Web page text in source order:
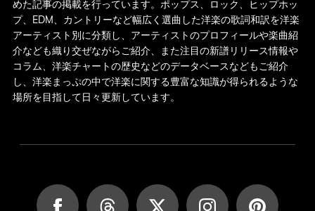
めた記事の掲載を行っています。ポップス、ロック、ヒップホッ
プ、EDM、カントリーなど幅広く選曲した洋楽の歌詞和訳を洋楽
アーティスト別に分類し、アーティストのプロフィールや楽曲紹
介なども織り交ぜながらご紹介、また注目の新譜リリース情報や
コラム、洋楽チャートの歴史などのデータベースなどもご紹介
し、洋楽まっぷの中で洋楽に関する豊富な知識が得られるような
場所を目指して日々更新しています。